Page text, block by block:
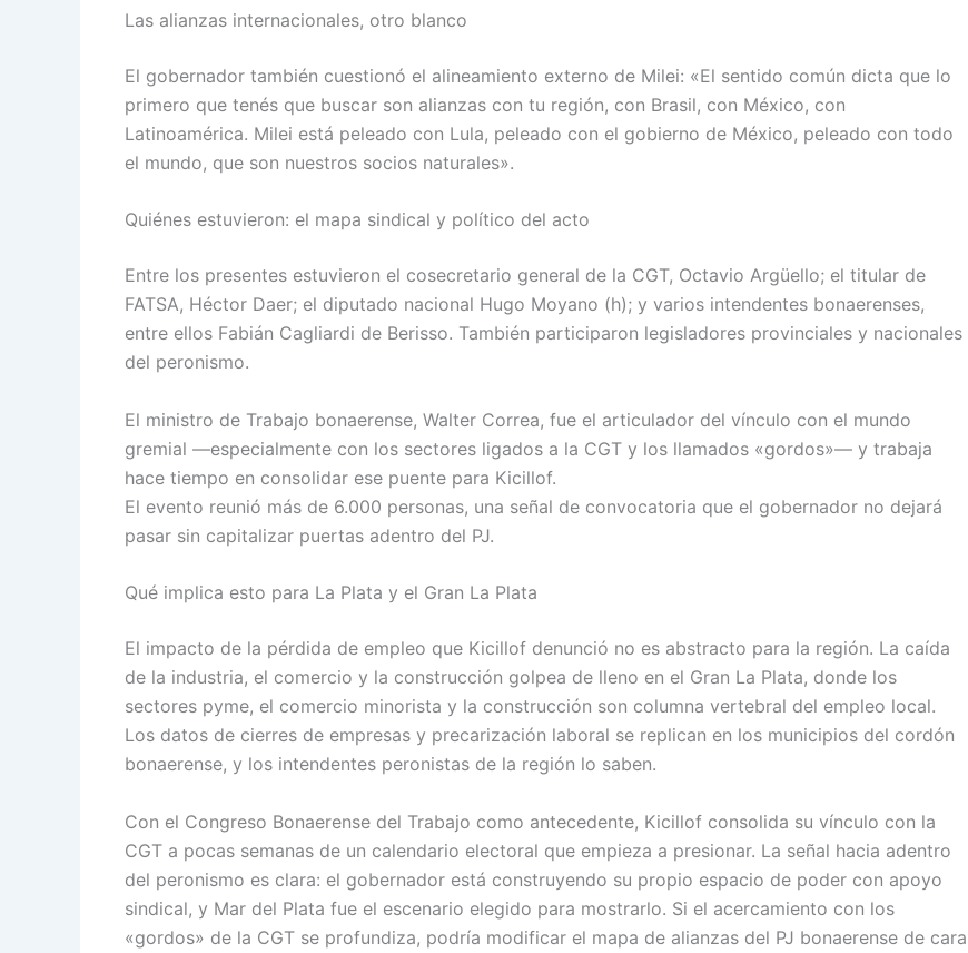
Las alianzas internacionales, otro blanco
El gobernador también cuestionó el alineamiento externo de Milei: «El sentido común dicta que lo
primero que tenés que buscar son alianzas con tu región, con Brasil, con México, con
Latinoamérica. Milei está peleado con Lula, peleado con el gobierno de México, peleado con todo
el mundo, que son nuestros socios naturales».
Quiénes estuvieron: el mapa sindical y político del acto
Entre los presentes estuvieron el cosecretario general de la CGT, Octavio Argüello; el titular de
FATSA, Héctor Daer; el diputado nacional Hugo Moyano (h); y varios intendentes bonaerenses,
entre ellos Fabián Cagliardi de Berisso. También participaron legisladores provinciales y nacionales
del peronismo.
El ministro de Trabajo bonaerense, Walter Correa, fue el articulador del vínculo con el mundo
gremial —especialmente con los sectores ligados a la CGT y los llamados «gordos»— y trabaja
hace tiempo en consolidar ese puente para Kicillof.
El evento reunió más de 6.000 personas, una señal de convocatoria que el gobernador no dejará
pasar sin capitalizar puertas adentro del PJ.
Qué implica esto para La Plata y el Gran La Plata
El impacto de la pérdida de empleo que Kicillof denunció no es abstracto para la región. La caída
de la industria, el comercio y la construcción golpea de lleno en el Gran La Plata, donde los
sectores pyme, el comercio minorista y la construcción son columna vertebral del empleo local.
Los datos de cierres de empresas y precarización laboral se replican en los municipios del cordón
bonaerense, y los intendentes peronistas de la región lo saben.
Con el Congreso Bonaerense del Trabajo como antecedente, Kicillof consolida su vínculo con la
CGT a pocas semanas de un calendario electoral que empieza a presionar. La señal hacia adentro
del peronismo es clara: el gobernador está construyendo su propio espacio de poder con apoyo
sindical, y Mar del Plata fue el escenario elegido para mostrarlo. Si el acercamiento con los
«gordos» de la CGT se profundiza, podría modificar el mapa de alianzas del PJ bonaerense de cara